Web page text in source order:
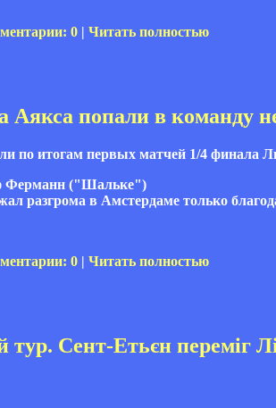
0 | Читать полностью
Аякса попали в команду
по итогам первых матчей 1/4
Ферманн ("Шальке")
разгрома в Амстердаме только
0 | Читать полностью
тур. Сент-Етьєн переміг